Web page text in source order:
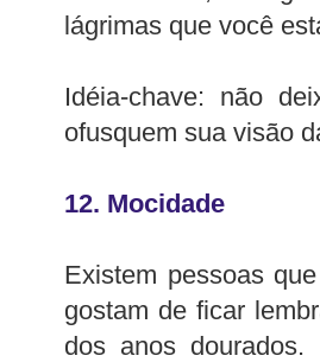
lágrimas que você
Idéia-chave: não
ofusquem sua visão
12. Mocidade
Existem pessoas
gostam de ficar
dos anos